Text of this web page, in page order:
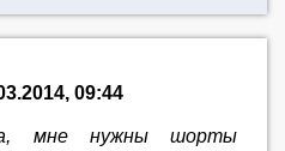
09:44
мне нужны шорты